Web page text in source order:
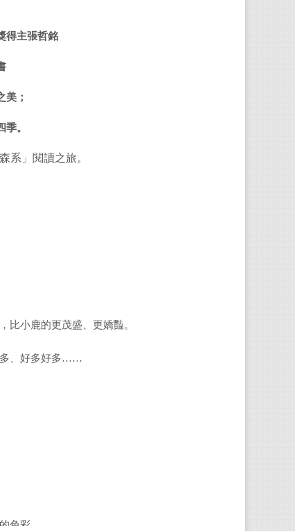
得主張哲銘
美；
季。
系」閱讀之旅。
比小鹿的更茂盛、更嬌豔。
多、好多好多……
色彩。